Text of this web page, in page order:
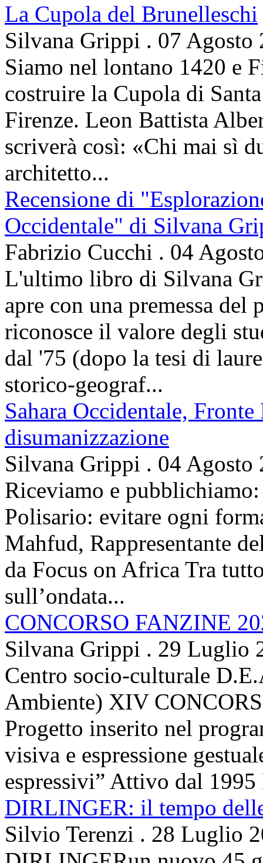
La Cupola del Brunelleschi
Silvana Grippi . 07 Agosto
Siamo nel lontano 1420 e
costruire la Cupola di
Firenze. Leon Battista
scriverà così: «Chi mai sì
architetto...
Recensione di
Occidentale" di Silvana
Fabrizio Cucchi . 04
L'ultimo libro di Silvana
apre con una premessa
riconosce il valore degli
dal '75 (dopo la tesi di
storico-geograf...
Sahara Occidentale,
disumanizzazione
Silvana Grippi . 04 Agosto
Riceviamo e
Polisario: evitare ogni
Mahfud, Rappresentante
da Focus on Africa Tra
sull’ondata...
CONCORSO FANZINE
Silvana Grippi . 29 Luglio
Centro socio-culturale
Ambiente) XIV
Progetto inserito nel
visiva e espressione
espressivi” Attivo dal 1995
DIRLINGER: il tempo
Silvio Terenzi . 28 Luglio